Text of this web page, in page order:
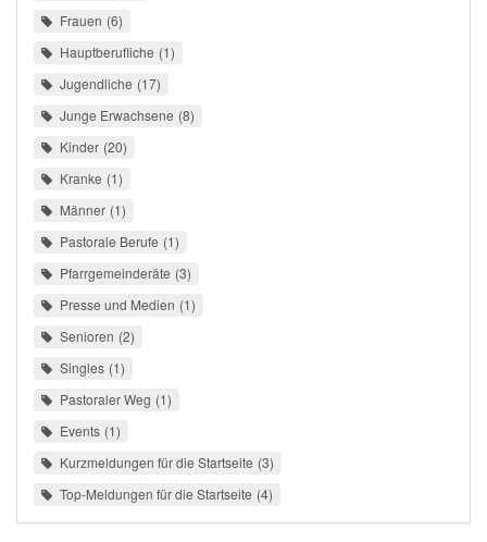
Frauen 6
Hauptberufliche 1
Jugendliche 17
Junge Erwachsene 8
Kinder 20
Kranke 1
Männer 1
Pastorale Berufe 1
Pfarrgemeinderäte 3
Presse und Medien 1
Senioren 2
Singles 1
Pastoraler Weg 1
Events 1
Kurzmeldungen für die Startseite 3
Top-Meldungen für die Startseite 4